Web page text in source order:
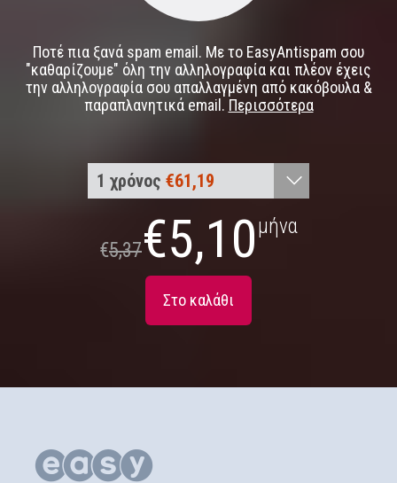
Ποτέ πια ξανά spam email. Με το EasyAntispam σου
"καθαρίζουμε" όλη την αλληλογραφία και πλέον έχεις
την αλληλογραφία σου απαλλαγμένη από κακόβουλα &
παραπλανητικά email. Περισσότερα
1 μήνας€5,37
3 μήνες€16,10
6 μήνες
1 χρόνος €61,19
€115,95
€5,37€5,10μήνα
Στο καλάθι